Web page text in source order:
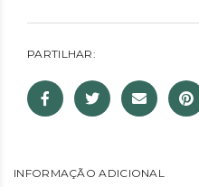
PARTILHAR:
INFORMAÇÃO ADICIONAL